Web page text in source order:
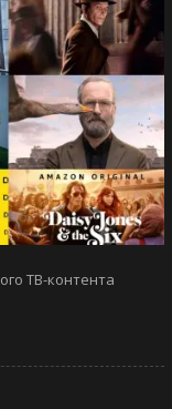
ТВ-контента